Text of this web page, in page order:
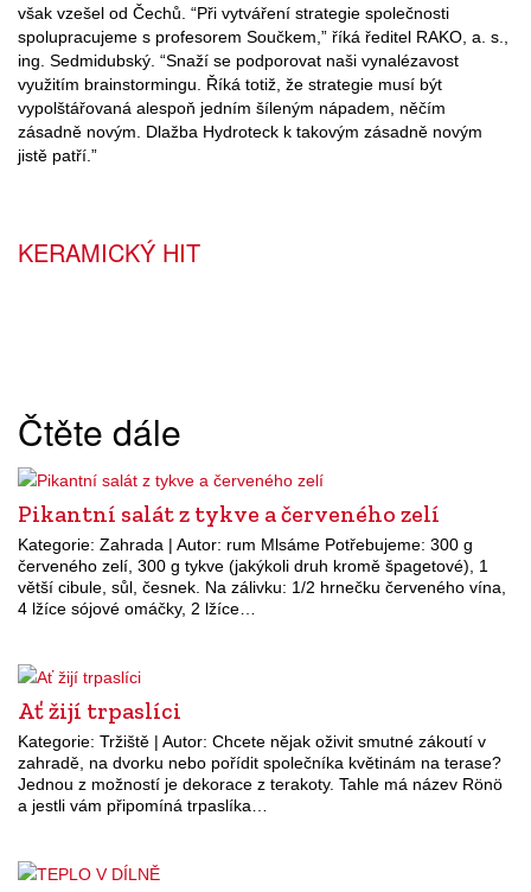
však vzešel od Čechů. “Při vytváření strategie společnosti
spolupracujeme s profesorem Součkem,” říká ředitel RAKO, a. s.,
ing. Sedmidubský. “Snaží se podporovat naši vynalézavost
využitím brainstormingu. Říká totiž, že strategie musí být
vypolštářovaná alespoň jedním šíleným nápadem, něčím
zásadně novým. Dlažba Hydroteck k takovým zásadně novým
jistě patří.”
KERAMICKÝ HIT
Čtěte dále
Pikantní salát z tykve a červeného zelí
Kategorie: Zahrada | Autor: rum Mlsáme Potřebujeme: 300 g
červeného zelí, 300 g tykve (jakýkoli druh kromě špagetové), 1
větší cibule, sůl, česnek. Na zálivku: 1/2 hrnečku červeného vína,
4 lžíce sójové omáčky, 2 lžíce…
Ať žijí trpaslíci
Kategorie: Tržiště | Autor: Chcete nějak oživit smutné zákoutí v
zahradě, na dvorku nebo pořídit společníka květinám na terase?
Jednou z možností je dekorace z terakoty. Tahle má název Rönö
a jestli vám připomíná trpaslíka…